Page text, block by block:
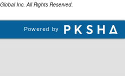
Inc. All Rights Reserved.
Powered by